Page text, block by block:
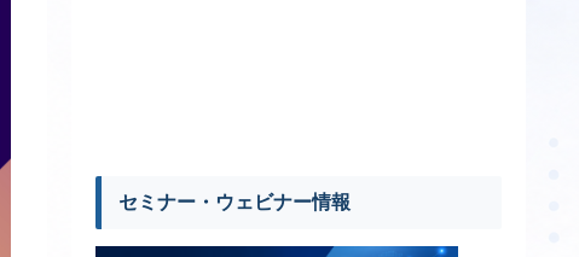
セミナー・ウェビナー情報